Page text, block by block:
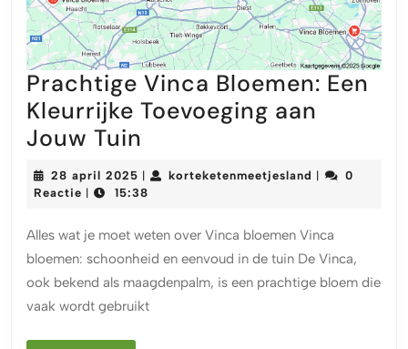
Prachtige Vinca Bloemen: Een
Kleurrijke Toevoeging aan
Jouw Tuin
Vinca
Bloemen:
Kleurrijke
Toevoeging
aan
28 april 2025 28
april
| korteketenmeetjesland |
0
Reactie | 15:38
Alles wat je moet weten over Vinca bloemen Vinca
bloemen: schoonheid en eenvoud in de tuin De Vinca,
ook bekend als maagdenpalm, is een prachtige bloem die
vaak wordt gebruikt